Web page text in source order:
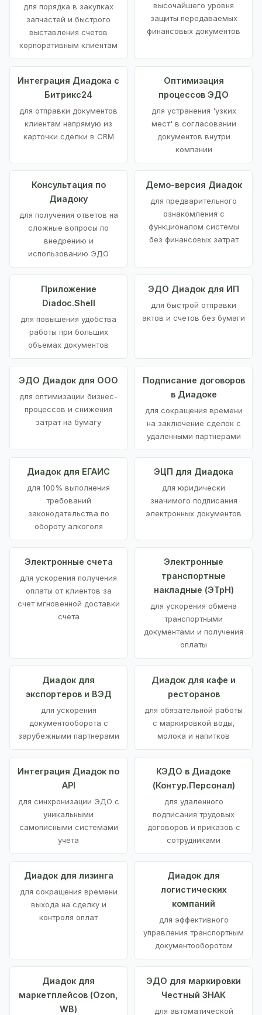
для порядка в закупках
запчастей и быстрого
выставления счетов
корпоративным клиентам
высочайшего уровня
защиты передаваемых
финансовых документов
Интеграция Диадока с
Битрикс24
для отправки документов
клиентам напрямую из
карточки сделки в CRM
Оптимизация
процессов ЭДО
для устранения 'узких
мест' в согласовании
документов внутри
компании
Консультация по
Диадоку
для получения ответов на
сложные вопросы по
внедрению и
использованию ЭДО
Демо-версия Диадок
для предварительного
ознакомления с
функционалом системы
без финансовых затрат
Приложение
Diadoc.Shell
для повышения удобства
работы при больших
объемах документов
ЭДО Диадок для ИП
для быстрой отправки
актов и счетов без бумаги
ЭДО Диадок для ООО
для оптимизации бизнес-
процессов и снижения
затрат на бумагу
Подписание договоров
в Диадоке
для сокращения времени
на заключение сделок с
удаленными партнерами
Диадок для ЕГАИС
для 100% выполнения
требований
законодательства по
обороту алкоголя
ЭЦП для Диадока
для юридически
значимого подписания
электронных документов
Электронные счета
для ускорения получения
оплаты от клиентов за
счет мгновенной доставки
счета
Электронные
транспортные
накладные (ЭТрН)
для ускорения обмена
транспортными
документами и получения
оплаты
Диадок для
экспортеров и ВЭД
для ускорения
документооборота с
зарубежными партнерами
Диадок для кафе и
ресторанов
для обязательной работы
с маркировкой воды,
молока и напитков
Интеграция Диадок по
API
для синхронизации ЭДО с
уникальными
самописными системами
учета
КЭДО в Диадоке
(Контур.Персонал)
для удаленного
подписания трудовых
договоров и приказов с
сотрудниками
Диадок для лизинга
для сокращения времени
выхода на сделку и
контроля оплат
Диадок для
логистических
компаний
для эффективного
управления транспортным
документооборотом
Диадок для
маркетплейсов (Ozon,
WB)
ЭДО для маркировки
Честный ЗНАК
для автоматической